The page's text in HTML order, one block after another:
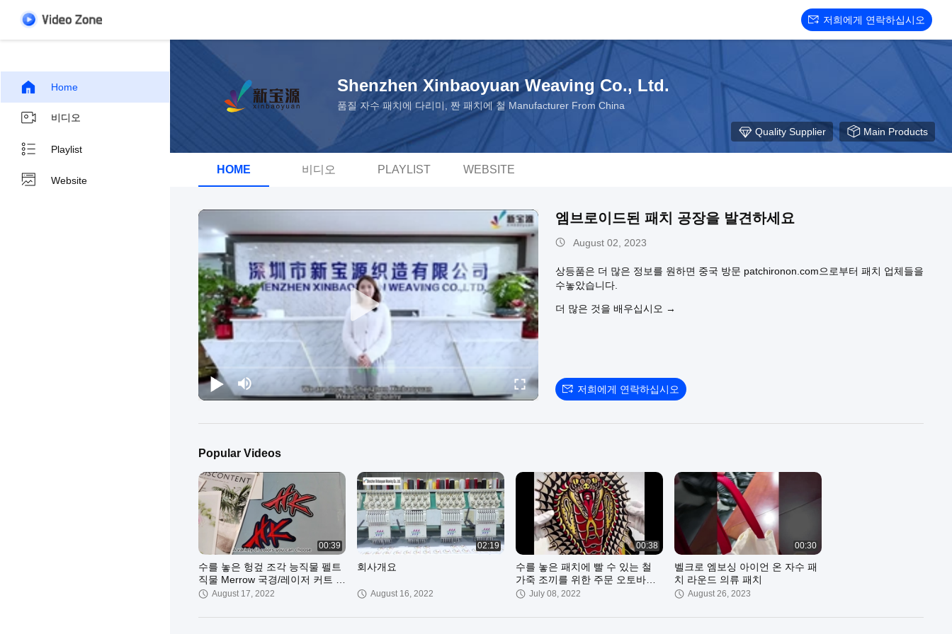
저희에게 연락하십시오
Home
비디오
Playlist
Website
Shenzhen Xinbaoyuan Weaving Co., Ltd.
품질 자수 패치에 다리미, 짠 패치에 철 Manufacturer From China
Quality Supplier Main Products
HOME 비디오 PLAYLIST WEBSITE
엠브로이드된 패치 공장을 발견하세요
August 02, 2023
상등품은 더 많은 정보를 원하면 중국 방문 patchironon.com으로부터 패치 업체들을
수놓았습니다.
더 많은 것을 배우십시오 →
저희에게 연락하십시오
Popular Videos
00:39
수를 놓은 헝겊 조각 능직물 펠트
직물 Merrow 국경/레이저 커트 국
경에 로고 철
August 17, 2022
02:19
회사개요
August 16, 2022
00:38
수를 놓은 패치에 빨 수 있는 철
가죽 조끼를 위한 주문 오토바이
조끼 헝겊 조각
July 08, 2022
00:30
벨크로 엠보싱 아이언 온 자수 패
치 라운드 의류 패치
August 26, 2023